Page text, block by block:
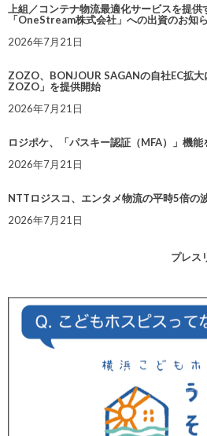
上組／コンテナ物流最適化サービスを提供
「OneStream株式会社」への出資のお知
2026年7月21日
ZOZO、BONJOUR SAGANの自社EC拡
ZOZO」を提供開始
2026年7月21日
ロジポケ、「パスキー認証（MFA）」機能
2026年7月21日
NTTロジスコ、エンタメ物流の平時5倍
2026年7月21日
プレス